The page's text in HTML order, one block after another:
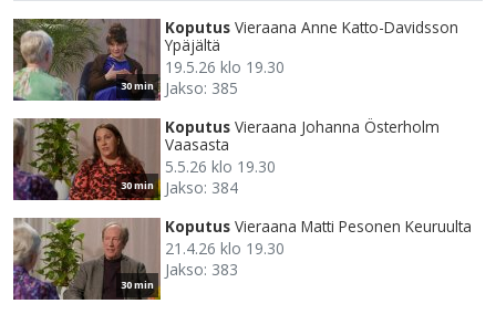
30 min
Koputus Vieraana Anne Katto-Davidsson
Ypäjältä
19.5.26 klo 19.30
Jakso: 385
30 min
Koputus Vieraana Johanna Österholm
Vaasasta
5.5.26 klo 19.30
Jakso: 384
30 min
Koputus Vieraana Matti Pesonen Keuruulta
21.4.26 klo 19.30
Jakso: 383